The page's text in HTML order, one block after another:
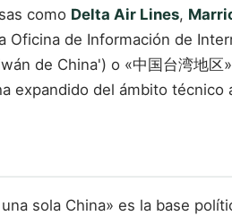
como Delta Air Lines,
de Información de
de China') o «中国台湾地区
expandido del ámbito
sola China» es la base